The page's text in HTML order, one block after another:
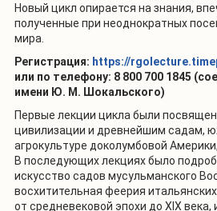
Новый цикл опирается на знания,
полученные при неоднократных
мира.
Регистрация: https://
или по телефону: 8 800 700 1845
имени Ю. М. Шокальского)
Первые лекции цикла были
цивилизации и древнейшим садам,
агрокультуре доколумбовой
В последующих лекциях было
искусство садов мусульманского
восхитительная феерия
от средневековой эпохи до XIX века,